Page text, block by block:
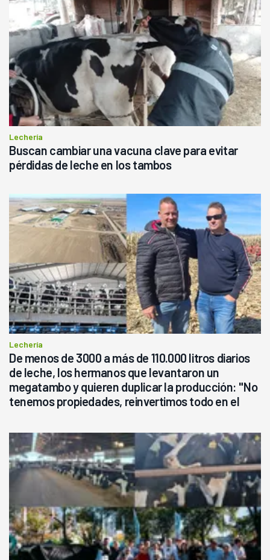
Lechería
Buscan cambiar una vacuna clave para evitar
pérdidas de leche en los tambos
Lechería
De menos de 3000 a más de 110.000 litros diarios
de leche, los hermanos que levantaron un
megatambo y quieren duplicar la producción: "No
tenemos propiedades, reinvertimos todo en el